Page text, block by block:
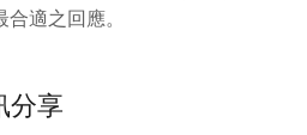
適之回應。
分享